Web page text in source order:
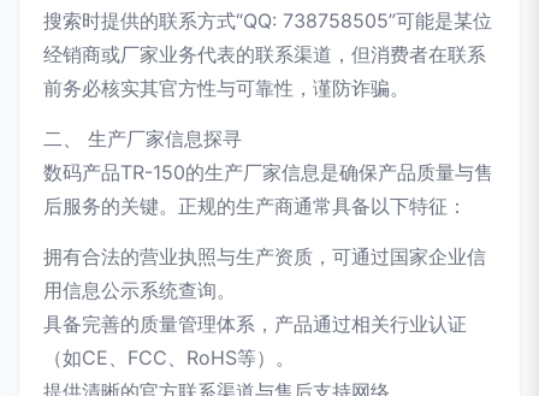
搜索时提供的联系方式“QQ: 738758505”可能是某位
经销商或厂家业务代表的联系渠道，但消费者在联系
前务必核实其官方性与可靠性，谨防诈骗。
二、 生产厂家信息探寻
数码产品TR-150的生产厂家信息是确保产品质量与售
后服务的关键。正规的生产商通常具备以下特征：
拥有合法的营业执照与生产资质，可通过国家企业信
用信息公示系统查询。
具备完善的质量管理体系，产品通过相关行业认证
（如CE、FCC、RoHS等）。
提供清晰的官方联系渠道与售后支持网络。